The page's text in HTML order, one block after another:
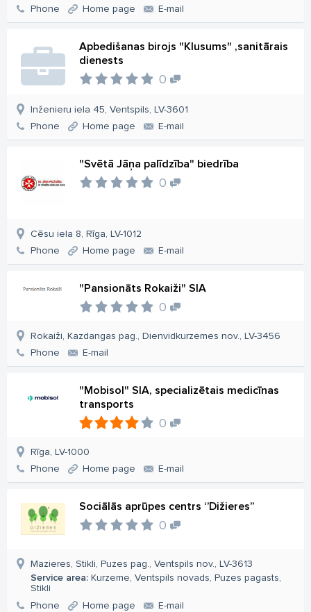
Phone
Home page E-mail
Apbedišanas birojs "Klusums" ,sanitārais
dienests
0
Inženieru iela 45, Ventspils, LV-3601
Phone
Home page E-mail
"Svētā Jāņa palīdzība" biedrība
0
Cēsu iela 8, Rīga, LV-1012
Phone
Home page E-mail
"Pansionāts Rokaiži" SIA
0
Rokaiži, Kazdangas pag., Dienvidkurzemes nov., LV-3456
Phone
E-mail
"Mobisol" SIA, specializētais medicīnas
transports
0
Rīga, LV-1000
Phone
Home page E-mail
Sociālās aprūpes centrs ‘’Dižieres’’
0
Mazieres, Stikli, Puzes pag., Ventspils nov., LV-3613
Service area: Kurzeme, Ventspils novads, Puzes pagasts,
Stikli
Phone
Home page E-mail